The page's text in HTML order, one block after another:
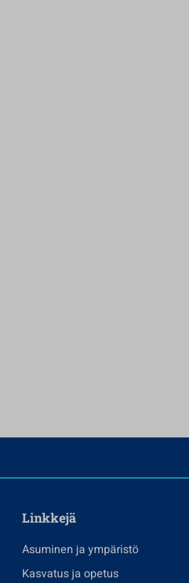
Linkkejä
Asuminen ja ympäristö
Kasvatus ja opetus